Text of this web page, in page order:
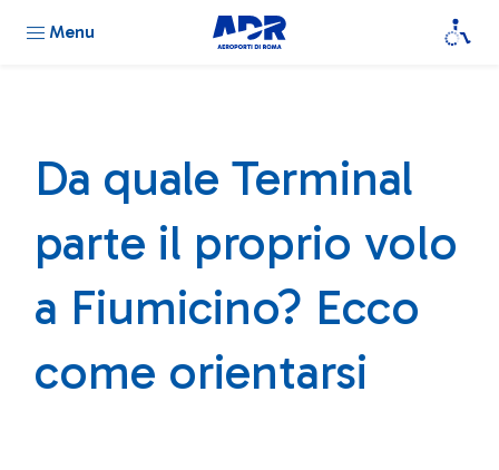
Menu
Da quale Terminal
parte il proprio volo
a Fiumicino? Ecco
come orientarsi